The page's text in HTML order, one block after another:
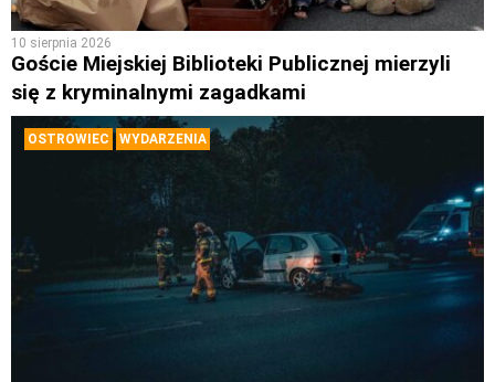
10 sierpnia 2026
Goście Miejskiej Biblioteki Publicznej mierzyli
się z kryminalnymi zagadkami
OSTROWIEC WYDARZENIA